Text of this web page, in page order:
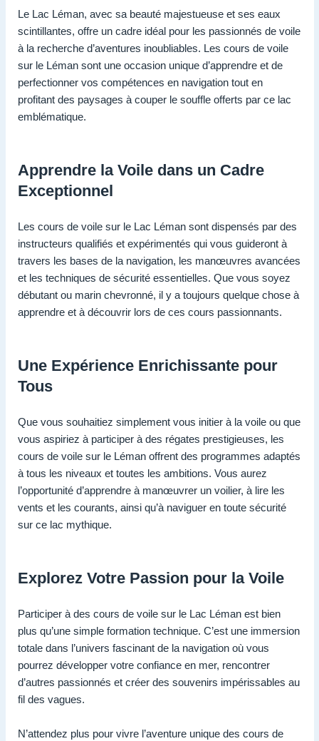
Le Lac Léman, avec sa beauté majestueuse et ses eaux
scintillantes, offre un cadre idéal pour les passionnés de voile
à la recherche d’aventures inoubliables. Les cours de voile
sur le Léman sont une occasion unique d’apprendre et de
perfectionner vos compétences en navigation tout en
profitant des paysages à couper le souffle offerts par ce lac
emblématique.
Apprendre la Voile dans un Cadre
Exceptionnel
Les cours de voile sur le Lac Léman sont dispensés par des
instructeurs qualifiés et expérimentés qui vous guideront à
travers les bases de la navigation, les manœuvres avancées
et les techniques de sécurité essentielles. Que vous soyez
débutant ou marin chevronné, il y a toujours quelque chose à
apprendre et à découvrir lors de ces cours passionnants.
Une Expérience Enrichissante pour
Tous
Que vous souhaitiez simplement vous initier à la voile ou que
vous aspiriez à participer à des régates prestigieuses, les
cours de voile sur le Léman offrent des programmes adaptés
à tous les niveaux et toutes les ambitions. Vous aurez
l’opportunité d’apprendre à manœuvrer un voilier, à lire les
vents et les courants, ainsi qu’à naviguer en toute sécurité
sur ce lac mythique.
Explorez Votre Passion pour la Voile
Participer à des cours de voile sur le Lac Léman est bien
plus qu’une simple formation technique. C’est une immersion
totale dans l’univers fascinant de la navigation où vous
pourrez développer votre confiance en mer, rencontrer
d’autres passionnés et créer des souvenirs impérissables au
fil des vagues.
N’attendez plus pour vivre l’aventure unique des cours de